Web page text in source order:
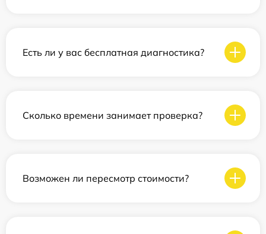
Есть ли у вас бесплатная диагностика?
Сколько времени занимает проверка?
Возможен ли пересмотр стоимости?